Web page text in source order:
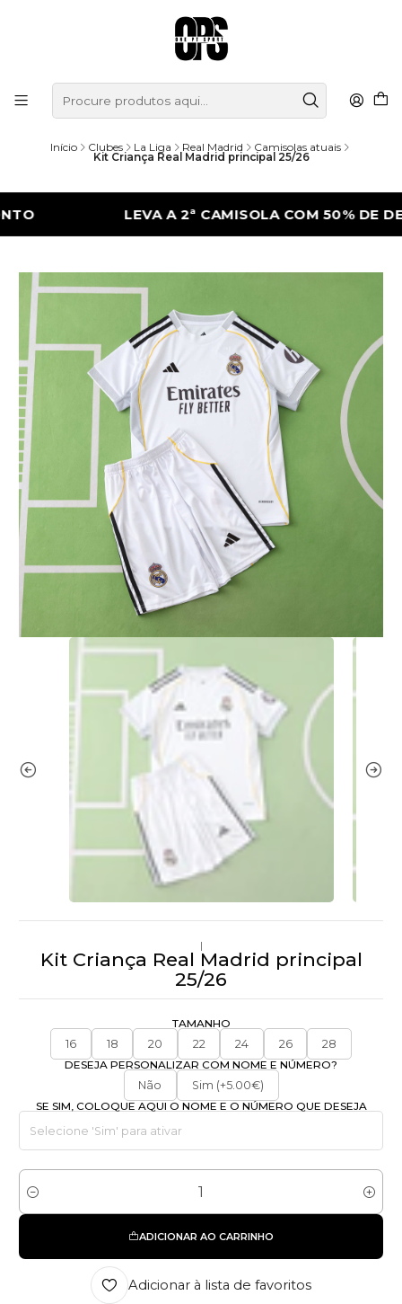
Início Clubes La Liga Real Madrid Camisolas atuais
Kit Criança Real Madrid principal 25/26
LEVA A 2ª CAMISOLA COM 50% DE
|
Kit Criança Real Madrid principal
25/26
TAMANHO
16
18 20 22 24 26
28
DESEJA PERSONALIZAR COM NOME E NÚMERO?
Não
Sim (+5.00€)
SE SIM, COLOQUE AQUI O NOME E O NÚMERO QUE DESEJA
Quantidade
ADICIONAR AO CARRINHO
Adicionar à lista de favoritos